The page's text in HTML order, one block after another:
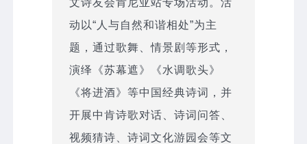
文诗友会肯尼亚站专场活动。活
动以“人与自然和谐相处”为主
题，通过歌舞、情景剧等形式，
演绎《苏幕遮》《水调歌头》
《将进酒》等中国经典诗词，并
开展中肯诗歌对话、诗词问答、
视频猜诗、诗词文化游园会等文